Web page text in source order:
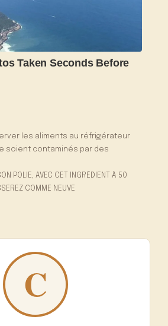
les aliments au réfrigérateur
soient contaminés par des
POLIE, AVEC CET INGRÉDIENT À 50
COMME NEUVE